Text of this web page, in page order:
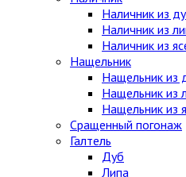
Наличник из
Наличник из
Наличник из
Нащельник
Нащельник из
Нащельник из
Нащельник из
Сращенный погонаж
Галтель
Дуб
Липа